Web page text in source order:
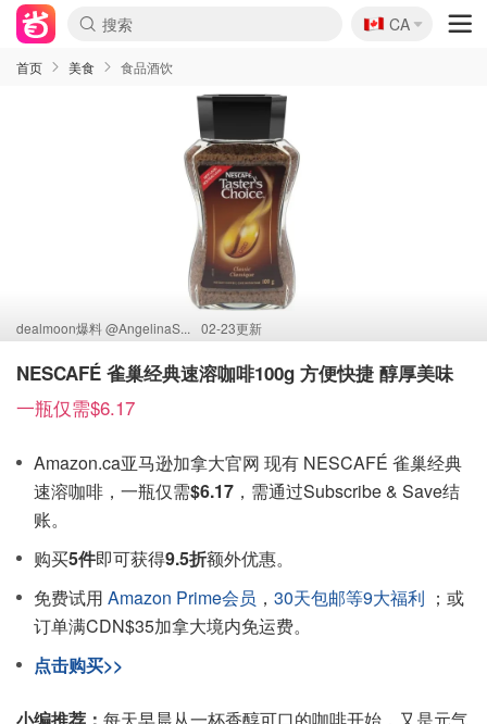
🇨🇦
CA
首页 美食 食品酒饮
dealmoon爆料 @AngelinaS... 02-23更新
NESCAFÉ 雀巢经典速溶咖啡100g 方便快捷 醇厚美味
一瓶仅需$6.17
Amazon.ca亚马逊加拿大官网 现有 NESCAFÉ 雀巢经典
速溶咖啡，一瓶仅需$6.17 ，需通过Subscribe & Save结
账。
购买5件即可获得9.5折额外优惠。
免费试用 Amazon Prime会员 ， 30天包邮等9大福利 ；或
订单满CDN$35加拿大境内免运费。
点击购买>>